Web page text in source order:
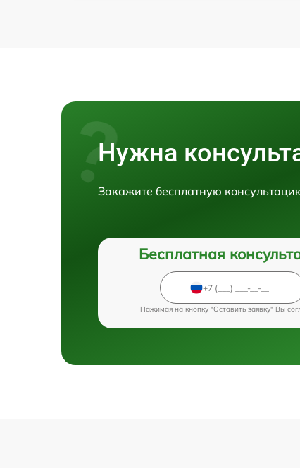
Нужна
Закажите бесплатную
Бесплатная
Нажимая на кнопку "Оставить заявку" Вы